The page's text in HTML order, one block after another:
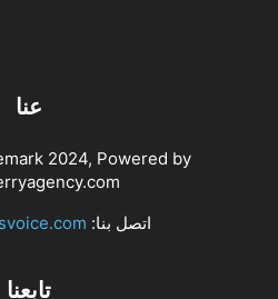
عنا
2024, Powered by
اتصل بنا:
تابعنا